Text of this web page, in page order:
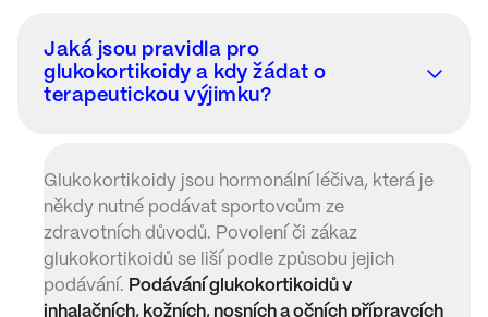
Jaká jsou pravidla pro
glukokortikoidy a kdy žádat o
terapeutickou výjimku?
Glukokortikoidy jsou hormonální léčiva, která je
někdy nutné podávat sportovcům ze
zdravotních důvodů. Povolení či zákaz
glukokortikoidů se liší podle způsobu jejich
podávání. Podávání glukokortikoidů v
inhalačních, kožních, nosních a očních přípravcích